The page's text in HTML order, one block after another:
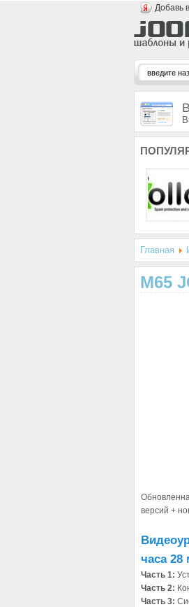
Добавь
Главная
M65
версий +
часа 28
Часть 1:
Часть 2:
Часть 3: